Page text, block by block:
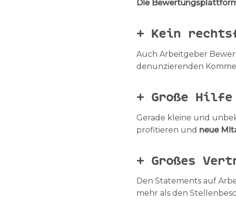
Die
+ Kein
Auch Arbeitgeber
denunzierenden
+ Große Hilfe
Gerade kleine und
profitieren und neue
+ Großes
Den Statements auf
mehr als den